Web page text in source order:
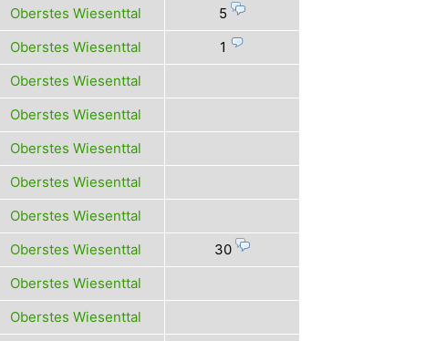
Oberstes Wiesenttal
5
Oberstes Wiesenttal
1
Oberstes Wiesenttal
Oberstes Wiesenttal
Oberstes Wiesenttal
Oberstes Wiesenttal
Oberstes Wiesenttal
Oberstes Wiesenttal
30
Oberstes Wiesenttal
Oberstes Wiesenttal